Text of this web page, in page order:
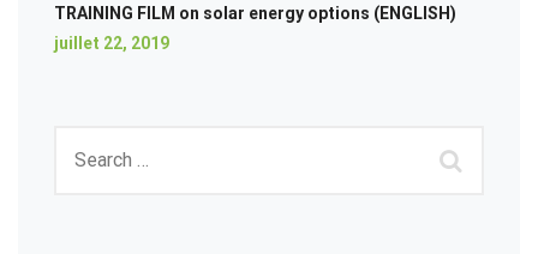
TRAINING FILM on solar energy options (ENGLISH)
juillet 22, 2019